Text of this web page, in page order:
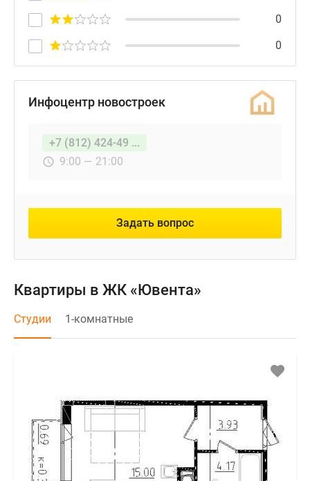
0
0
Инфоцентр новостроек
+7 (812) 424-49 ...
9:00 — 21:00
Задать вопрос
Квартиры в ЖК «Ювента»
Студии 1-комнатные